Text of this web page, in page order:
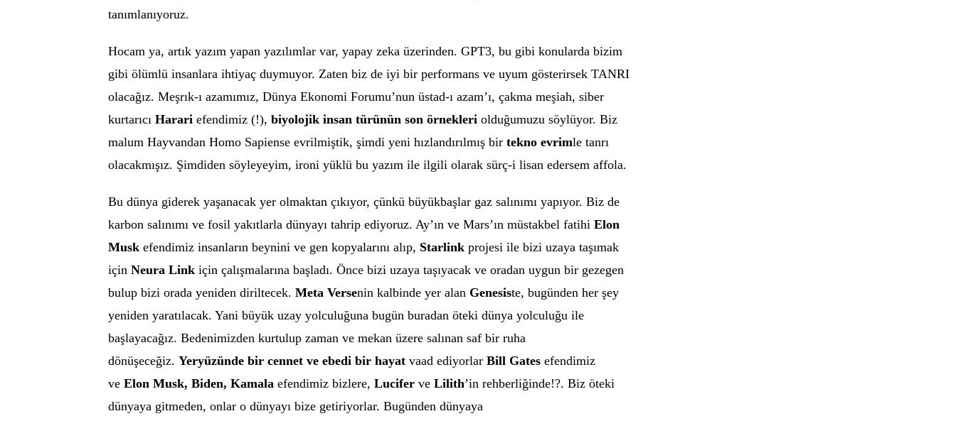
tanımlanıyoruz.
Hocam ya, artık yazım yapan yazılımlar var, yapay zeka üzerinden. GPT3, bu gibi konularda bizim
gibi ölümlü insanlara ihtiyaç duymuyor. Zaten biz de iyi bir performans ve uyum gösterirsek TANRI
olacağız. Meşrık-ı azamımız, Dünya Ekonomi Forumu’nun üstad-ı azam’ı, çakma meşiah, siber
kurtarıcı Harari efendimiz (!), biyolojik insan türünün son örnekleri olduğumuzu söylüyor. Biz
malum Hayvandan Homo Sapiense evrilmiştik, şimdi yeni hızlandırılmış bir tekno evrimle tanrı
olacakmışız. Şimdiden söyleyeyim, ironi yüklü bu yazım ile ilgili olarak sürç-i lisan edersem affola.
Bu dünya giderek yaşanacak yer olmaktan çıkıyor, çünkü büyükbaşlar gaz salınımı yapıyor. Biz de
karbon salınımı ve fosil yakıtlarla dünyayı tahrip ediyoruz. Ay’ın ve Mars’ın müstakbel fatihi Elon
Musk efendimiz insanların beynini ve gen kopyalarını alıp, Starlink projesi ile bizi uzaya taşımak
için Neura Link için çalışmalarına başladı. Önce bizi uzaya taşıyacak ve oradan uygun bir gezegen
bulup bizi orada yeniden diriltecek. Meta Versenin kalbinde yer alan Genesiste, bugünden her şey
yeniden yaratılacak. Yani büyük uzay yolculuğuna bugün buradan öteki dünya yolculuğu ile
başlayacağız. Bedenimizden kurtulup zaman ve mekan üzere salınan saf bir ruha
dönüşeceğiz. Yeryüzünde bir cennet ve ebedi bir hayat vaad ediyorlar Bill Gates efendimiz
ve Elon Musk, Biden, Kamala efendimiz bizlere, Lucifer ve Lilith’in rehberliğinde!?. Biz öteki
dünyaya gitmeden, onlar o dünyayı bize getiriyorlar. Bugünden dünyaya